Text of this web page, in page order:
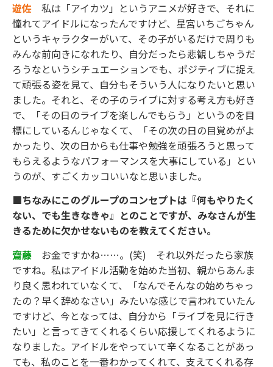
遊佐 私は「アイカツ」というアニメが好きで、それに
憧れてアイドルになったんですけど、星宮いちごちゃん
というキャラクターがいて、その子がいるだけで周りも
みんな前向きになれたり、自分だったら悲観しちゃうだ
ろうなというシチュエーションでも、ポジティブに捉え
て頑張る姿を見て、自分もそういう人になりたいと思い
ました。それと、その子のライブに対する考え方も好き
で、「その日のライブを楽しんでもらう」というのを目
標にしているんじゃなくて、「その次の日の目覚めがよ
かったり、次の日からも仕事や勉強を頑張ろうと思って
もらえるようなパフォーマンスを大事にしている」とい
うのが、すごくカッコいいなと思いました。
■ちなみにこのグループのコンセプトは『何もやりたく
ない、でも生きなきゃ』とのことですが、みなさんが生
きるために欠かせないものを教えてください。
齋藤 お金ですかね……。(笑) それ以外だったら家族
ですね。私はアイドル活動を始めた当初、親からあんま
り良く思われていなくて、「なんでそんなの始めちゃっ
たの？早く辞めなさい」みたいな感じで言われていたん
ですけど、今となっては、自分から「ライブを見に行き
たい」と言ってきてくれるくらい応援してくれるように
なりました。アイドルをやっていて辛くなることがあっ
ても、私のことを一番わかってくれて、支えてくれる存